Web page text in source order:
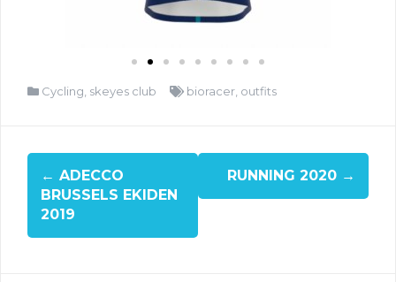
Cycling skeyes club bioracer outfits
← ADECCO
BRUSSELS EKIDEN
2019
RUNNING 2020 →